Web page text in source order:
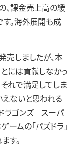
、課金売上高の緩
。海外展開も成
売しましたが、本
には貢献しなかっ
れで満足してしま
えないと思われる
ラゴンズ スーパ
ームの「パズドラ」
す。